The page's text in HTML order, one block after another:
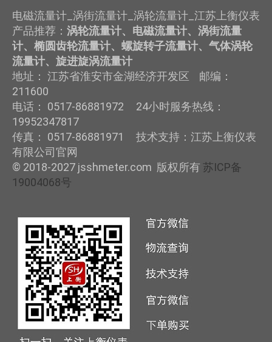
电磁流量计_涡街流量计_涡轮流量计_江苏上衡仪表
产品推荐： 涡轮流量计、电磁流量计、涡街流量
计、椭圆齿轮流量计、螺旋转子流量计、气体涡轮
流量计、旋进旋涡流量计
地址： 江苏省淮安市金湖经济开发区 邮编：
211600
电话： 0517-86881972 24小时服务热线：
19952347817
传真： 0517-86881971 技术支持：江苏上衡仪表
有限公司官网
© 2018-2027 jsshmeter.com 版权所有 苏ICP备
19004068号